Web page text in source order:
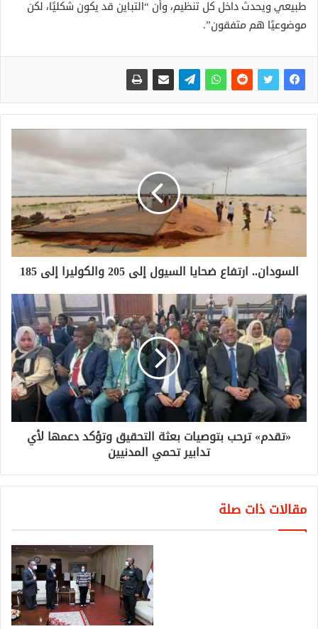
طبيعي ويحدث داخل كل تنظيم، وأن “التباين قد يكون شكليًا، لكن
موضوعيًا هم متفقون”.
السودان.. ارتفاع ضحايا السيول إلى 205 والكوليرا إلى 185
«تقدم» ترحب بتوصيات بعثة التحقيق وتؤكد دعمها لأي
تدابير تحمي المدنيين
مقالات ذات صلة